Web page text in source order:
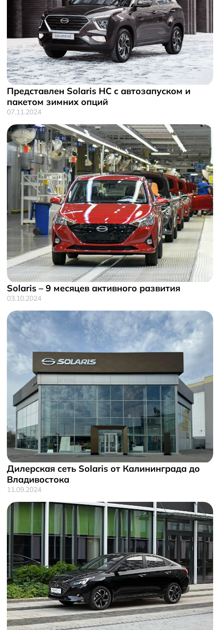
Представлен Solaris HC с автозапуском и
пакетом зимних опций
07.11.2024
Solaris – 9 месяцев активного развития
03.10.2024
Дилерская сеть Solaris от Калининграда до
Владивостока
11.09.2024